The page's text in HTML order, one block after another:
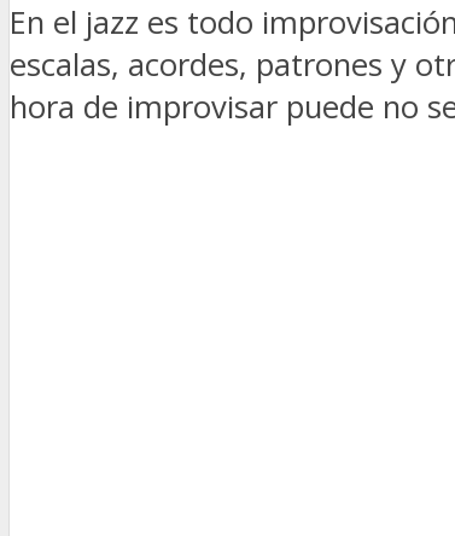
En el jazz es todo
escalas, acordes, patrones y
hora de improvisar puede no